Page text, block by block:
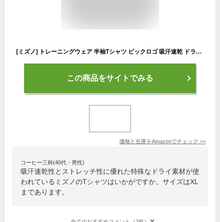
[ミズノ] トレーニングウェア 半袖Tシャツ ビックロゴ 吸汗速乾 ドライ キッズサイズあり 32JA8155 ドレスネイビー/マゼンタ XL
この商品をサイトでみる
価格と在庫をAmazonでチェック >>
コーヒー三杯(40代・男性)
吸汗速乾性とストレッチ性に優れた特殊なドライ素材が使
われているミズノのTシャツはいかがですか。サイズはXL
まであります。